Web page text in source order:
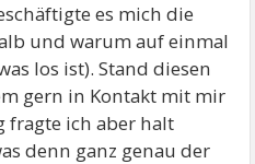
es mich die
und warum auf einmal
los ist). Stand diesen
gern in Kontakt mit mir
fragte ich aber halt
denn ganz genau der